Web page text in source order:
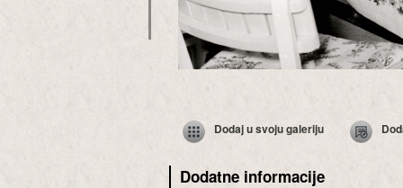
Dodaj u svoju galeriju
Dodatne informacije